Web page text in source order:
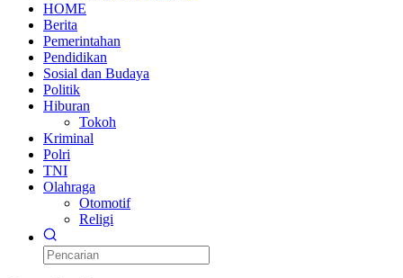
HOME
Berita
Pemerintahan
Pendidikan
Sosial dan Budaya
Politik
Hiburan
Tokoh
Kriminal
Polri
TNI
Olahraga
Otomotif
Religi